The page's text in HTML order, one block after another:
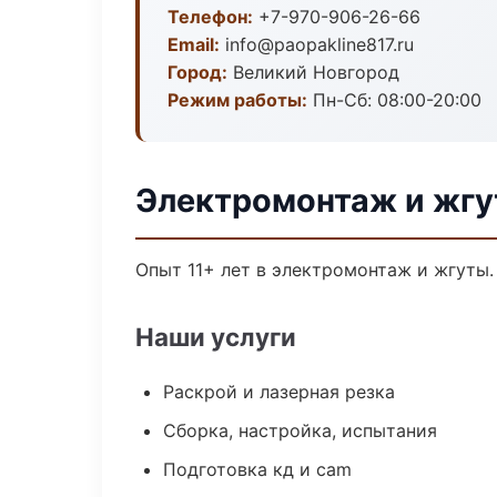
Телефон: +7-970-906-26-66
Email: info@paopakline817.ru
Город: Великий Новгород
Режим работы: Пн-Сб: 08:00-20:00
Электромонтаж и
Опыт 11+ лет в электромонтаж и
Наши услуги
Раскрой и лазерная резка
Сборка, настройка, испытания
Подготовка кд и cam